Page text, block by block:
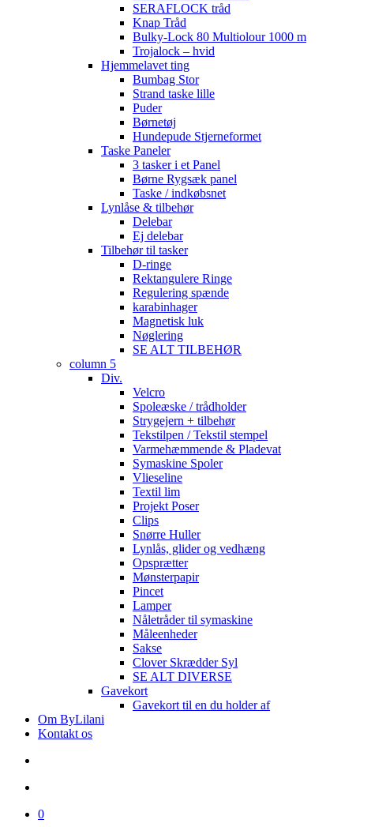
SERAFLOCK tråd
Knap Tråd
Bulky-Lock 80 Multiolour 1000 m
Trojalock – hvid
Hjemmelavet ting
Bumbag Stor
Strand taske lille
Puder
Børnetøj
Hundepude Stjerneformet
Taske Paneler
3 tasker i et Panel
Børne Rygsæk panel
Taske / indkøbsnet
Lynlåse & tilbehør
Delebar
Ej delebar
Tilbehør til tasker
D-ringe
Rektangulere Ringe
Regulering spænde
karabinhager
Magnetisk luk
Nøglering
SE ALT TILBEHØR
column 5
Div.
Velcro
Spoleæske / trådholder
Strygejern + tilbehør
Tekstilpen / Tekstil stempel
Varmehæmmende & Pladevat
Symaskine Spoler
Vlieseline
Textil lim
Projekt Poser
Clips
Snørre Huller
Lynlås, glider og vedhæng
Opsprætter
Mønsterpapir
Pincet
Lamper
Nåletråder til symaskine
Måleenheder
Sakse
Clover Skrædder Syl
SE ALT DIVERSE
Gavekort
Gavekort til en du holder af
Om ByLilani
Kontakt os
0